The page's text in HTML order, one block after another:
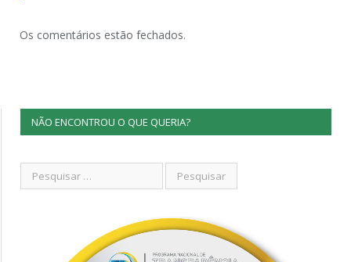
Os comentários estão fechados.
NÃO ENCONTROU O QUE QUERIA?